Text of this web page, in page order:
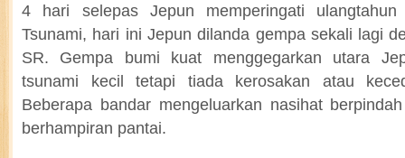
4 hari selepas Jepun memperingati ulangtahun
Tsunami, hari ini Jepun dilanda gempa sekali lagi
SR. Gempa bumi kuat menggegarkan utara
tsunami kecil tetapi tiada kerosakan atau
Beberapa bandar mengeluarkan nasihat
berhampiran pantai.